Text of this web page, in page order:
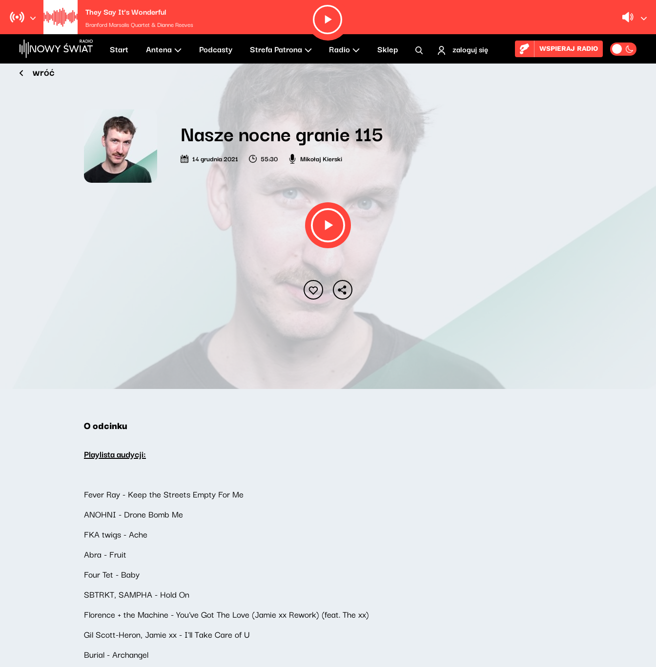
They Say It’s Wonderful
Branford Marsalis Quartet & Dianne Reeves
Start Antena Podcasty Strefa Patrona Radio Sklep zaloguj się WSPIERAJ RADIO
wróć
Nasze nocne granie 115
14 grudnia 2021 55:30 Mikołaj Kierski
O odcinku
Playlista audycji:
Fever Ray - Keep the Streets Empty For Me
ANOHNI - Drone Bomb Me
FKA twigs - Ache
Abra - Fruit
Four Tet - Baby
SBTRKT, SAMPHA - Hold On
Florence + the Machine - You've Got The Love (Jamie xx Rework) (feat. The xx)
Gil Scott-Heron, Jamie xx - I'll Take Care of U
Burial - Archangel